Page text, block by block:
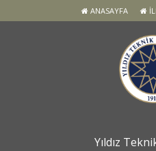
ANASAYFA
Yıldız